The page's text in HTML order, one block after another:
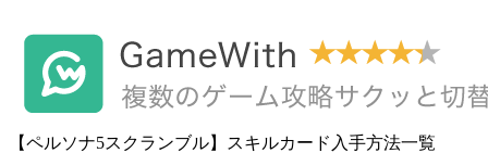
【ペルソナ5スクランブル】スキルカード入手方法一覧